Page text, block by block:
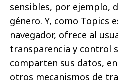
sensibles, por ejemplo,
género. Y, como Topics
navegador, ofrece al
transparencia y control
comparten sus datos,
otros mecanismos de